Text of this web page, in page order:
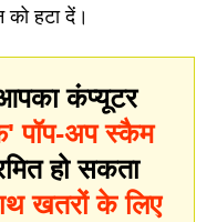
को हटा दें।
कंप्यूटर
पॉप-अप स्कैम
हो सकता
खतरों के लिए